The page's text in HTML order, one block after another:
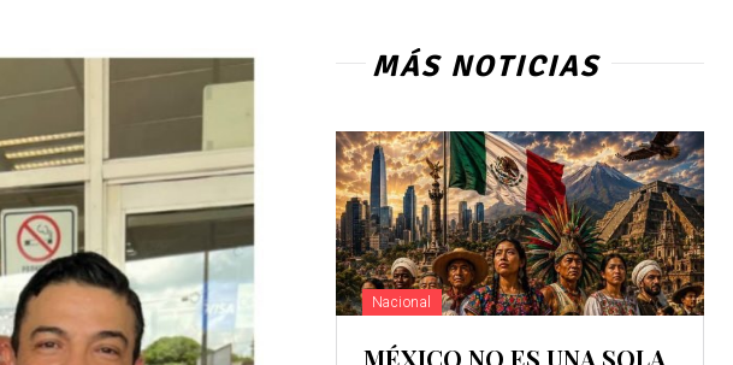
MÁS NOTICIAS
Nacional
MÉXICO NO ES UNA SOLA